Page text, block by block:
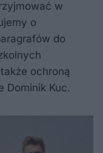
w
o
do
ochroną
Dominik Kuc.